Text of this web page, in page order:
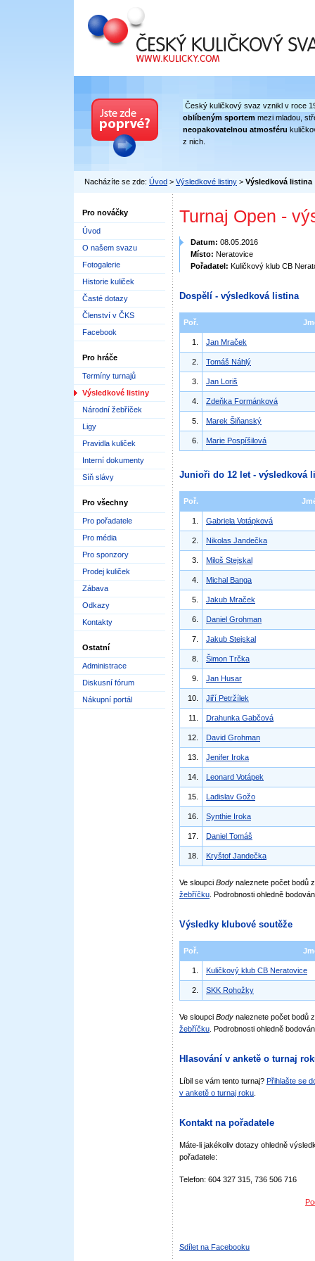
Český kuličkový svaz
Český kuličkový svaz vznikl v roce
oblíbeným sportem mezi mladou,
neopakovatelnou atmosféru
z nich.
Nacházíte se zde: Úvod > Výsledkové listiny > Výsledková listina
Pro nováčky
Úvod
O našem svazu
Fotogalerie
Historie kuliček
Časté dotazy
Členství v ČKS
Facebook
Pro hráče
Termíny turnajů
Výsledkové listiny
Národní žebříček
Ligy
Pravidla kuliček
Interní dokumenty
Síň slávy
Pro všechny
Pro pořadatele
Pro média
Pro sponzory
Prodej kuliček
Zábava
Odkazy
Kontakty
Ostatní
Administrace
Diskusní fórum
Nákupní portál
Turnaj Open -
Datum: 08.05.2016
Místo: Neratovice
Pořadatel: Kuličkový klub CB
Dospělí - výsledková listina
Poř.
1. Jan Mraček
2. Tomáš Náhlý
3. Jan Loriš
4. Zdeňka Formánková
5. Marek Šiňanský
6. Marie Pospíšilová
Junioři do 12 let - výsledková
Poř.
1. Gabriela Votápková
2. Nikolas Jandečka
3. Miloš Stejskal
4. Michal Banga
5. Jakub Mraček
6. Daniel Grohman
7. Jakub Stejskal
8. Šimon Trčka
9. Jan Husar
10. Jiří Petržílek
11. Drahunka Gabčová
12. David Grohman
13. Jenifer Iroka
14. Leonard Votápek
15. Ladislav Gožo
16. Synthie Iroka
17. Daniel Tomáš
18. Kryštof Jandečka
Ve sloupci Body naleznete počet bodů
žebříčku . Podrobnosti ohledně
Výsledky klubové soutěže
Poř.
1. Kuličkový klub CB Neratovice
2. SKK Rohožky
Ve sloupci Body naleznete počet bodů
žebříčku . Podrobnosti ohledně
Hlasování v anketě o turnaj
Líbil se vám tento turnaj? Přihlašte se
v anketě o turnaj roku
Kontakt na pořadatele
Máte-li jakékoliv dotazy ohledně
pořadatele:
Telefon: 604 327 315, 736 506 716
Sdílet na Facebooku